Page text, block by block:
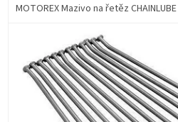
MOTOREX Mazivo na řetěz